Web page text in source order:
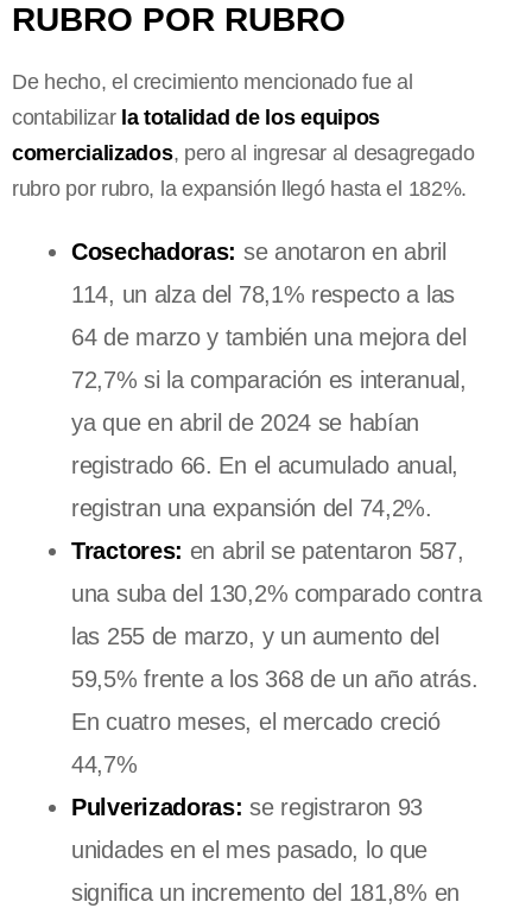
RUBRO POR RUBRO
De hecho, el crecimiento mencionado fue al
contabilizar la totalidad de los equipos
comercializados, pero al ingresar al desagregado
rubro por rubro, la expansión llegó hasta el 182%.
Cosechadoras: se anotaron en abril
114, un alza del 78,1% respecto a las
64 de marzo y también una mejora del
72,7% si la comparación es interanual,
ya que en abril de 2024 se habían
registrado 66. En el acumulado anual,
registran una expansión del 74,2%.
Tractores: en abril se patentaron 587,
una suba del 130,2% comparado contra
las 255 de marzo, y un aumento del
59,5% frente a los 368 de un año atrás.
En cuatro meses, el mercado creció
44,7%
Pulverizadoras: se registraron 93
unidades en el mes pasado, lo que
significa un incremento del 181,8% en